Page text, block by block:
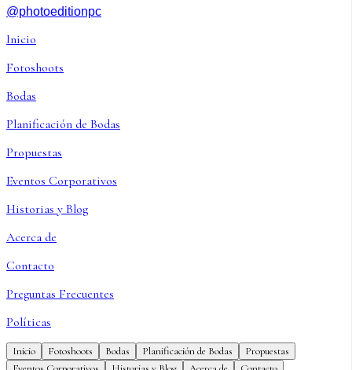
@photoeditionpc
Inicio
Fotoshoots
Bodas
Planificación de Bodas
Propuestas
Eventos Corporativos
Historias y Blog
Acerca de
Contacto
Preguntas Frecuentes
Políticas
Inicio Fotoshoots Bodas Planificación de Bodas
Propuestas